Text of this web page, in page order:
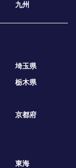
九州
埼玉県
栃木県
京都府
東海